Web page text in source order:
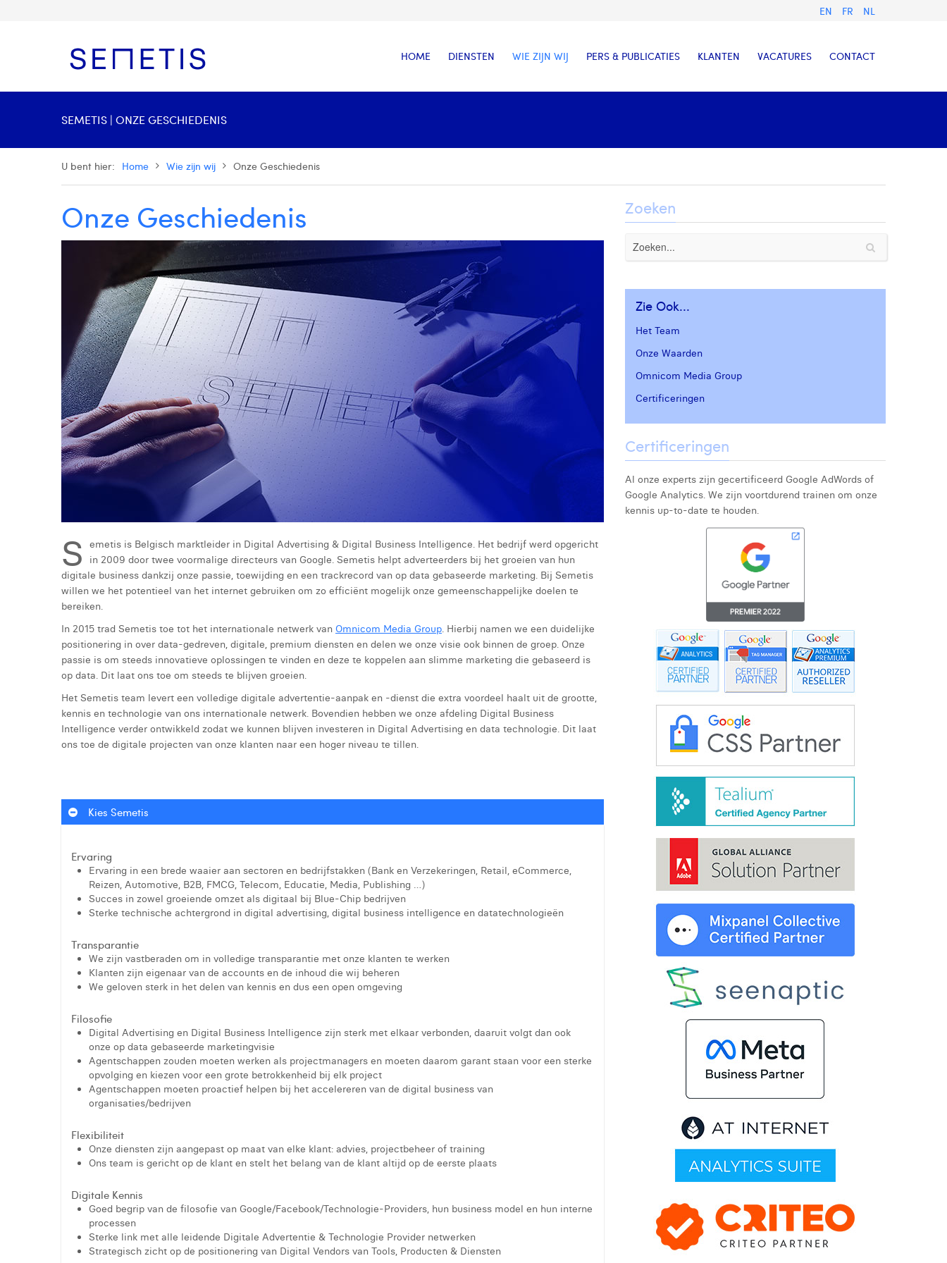
EN FR NL
HOME DIENSTEN WIE ZIJN WIJ PERS & PUBLICATIES KLANTEN VACATURES CONTACT
SEMETIS | ONZE GESCHIEDENIS
U bent hier: Home Wie zijn wij Onze Geschiedenis
Onze Geschiedenis
S
emetis is Belgisch marktleider in Digital Advertising & Digital Business Intelligence. Het bedrijf werd opgericht
in 2009 door twee voormalige directeurs van Google. Semetis helpt adverteerders bij het groeien van hun
digitale business dankzij onze passie, toewijding en een trackrecord van op data gebaseerde marketing. Bij Semetis
willen we het potentieel van het internet gebruiken om zo efficiënt mogelijk onze gemeenschappelijke doelen te
bereiken.
In 2015 trad Semetis toe tot het internationale netwerk van Omnicom Media Group. Hierbij namen we een duidelijke
positionering in over data-gedreven, digitale, premium diensten en delen we onze visie ook binnen de groep. Onze
passie is om steeds innovatieve oplossingen te vinden en deze te koppelen aan slimme marketing die gebaseerd is
op data. Dit laat ons toe om steeds te blijven groeien.
Het Semetis team levert een volledige digitale advertentie-aanpak en -dienst die extra voordeel haalt uit de grootte,
kennis en technologie van ons internationale netwerk. Bovendien hebben we onze afdeling Digital Business
Intelligence verder ontwikkeld zodat we kunnen blijven investeren in Digital Advertising en data technologie. Dit laat
ons toe de digitale projecten van onze klanten naar een hoger niveau te tillen.
Kies Semetis
Ervaring
Ervaring in een brede waaier aan sectoren en bedrijfstakken (Bank en Verzekeringen, Retail, eCommerce,
Reizen, Automotive, B2B, FMCG, Telecom, Educatie, Media, Publishing …)
Succes in zowel groeiende omzet als digitaal bij Blue-Chip bedrijven
Sterke technische achtergrond in digital advertising, digital business intelligence en datatechnologieën
Transparantie
We zijn vastberaden om in volledige transparantie met onze klanten te werken
Klanten zijn eigenaar van de accounts en de inhoud die wij beheren
We geloven sterk in het delen van kennis en dus een open omgeving
Filosofie
Digital Advertising en Digital Business Intelligence zijn sterk met elkaar verbonden, daaruit volgt dan ook
onze op data gebaseerde marketingvisie
Agentschappen zouden moeten werken als projectmanagers en moeten daarom garant staan voor een sterke
opvolging en kiezen voor een grote betrokkenheid bij elk project
Agentschappen moeten proactief helpen bij het accelereren van de digital business van
organisaties/bedrijven
Flexibiliteit
Onze diensten zijn aangepast op maat van elke klant: advies, projectbeheer of training
Ons team is gericht op de klant en stelt het belang van de klant altijd op de eerste plaats
Digitale Kennis
Goed begrip van de filosofie van Google/Facebook/Technologie-Providers, hun business model en hun interne
processen
Sterke link met alle leidende Digitale Advertentie & Technologie Provider netwerken
Strategisch zicht op de positionering van Digital Vendors van Tools, Producten & Diensten
Zoeken
Zie Ook...
Het Team
Onze Waarden
Omnicom Media Group
Certificeringen
Certificeringen
Al onze experts zijn gecertificeerd Google AdWords of
Google Analytics. We zijn voortdurend trainen om onze
kennis up-to-date te houden.